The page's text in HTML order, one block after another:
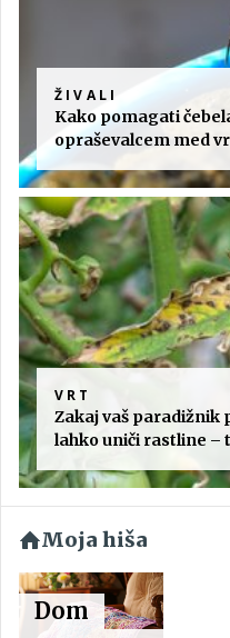
ŽIVALI
Kako pomagati
opraševalcem med
VRT
Zakaj vaš paradižnik
lahko uniči rastline –
Moja hiša
Dom